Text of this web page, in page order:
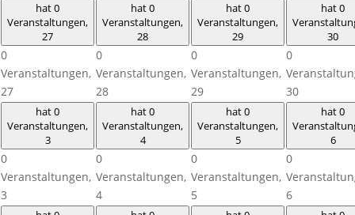
hat 0
Veranstaltungen,
27
0
Veranstaltungen,
27
hat 0
Veranstaltungen,
28
0
Veranstaltungen,
28
hat 0
Veranstaltungen,
29
0
Veranstaltungen,
29
hat 0
30
0
30
hat 0
Veranstaltungen,
3
0
Veranstaltungen,
3
hat 0
Veranstaltungen,
4
0
Veranstaltungen,
4
hat 0
Veranstaltungen,
5
0
Veranstaltungen,
5
hat 0
6
0
6